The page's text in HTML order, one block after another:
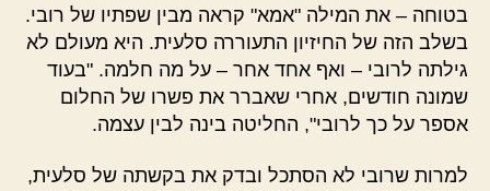
בטוחה – את המילה "אמא" קראה מבין שפתיו של רובי.
בשלב הזה של החיזיון התעוררה סלעית. היא מעולם לא
גילתה לרובי – ואף אחד אחר – על מה חלמה. "בעוד
שמונה חודשים, אחרי שאברר את פשרו של החלום
אספר על כך לרובי", החליטה בינה לבין עצמה.
למרות שרובי לא הסתכל ובדק את בקשתה של סלעית,